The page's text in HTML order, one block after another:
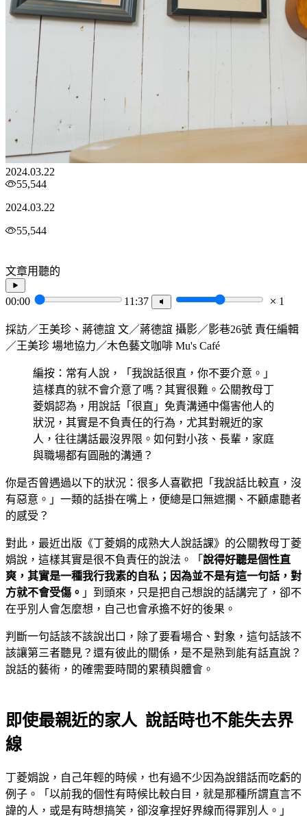
2024.03.22
55,544
2024.03.22
55,544
文章用聽的
00:00 11:37 1
採訪／王美珍、蔣德誼 文／蔣德誼 攝影／影巷26號 責任編輯
／王美珍 場地協力／木色藝文咖啡 Mu's Café
編按：常有人說，「我說話很直，你不要介意。」
這樣真的就不會介意了嗎？其實很難。公關教母丁
菱娟認為，用說話「很直」免責溝通中傷害他人的
狀況，其實是不負責任的行為，尤其對親近的家
人，往往講話最沒界限。如何對小孩、長輩，家庭
與職場都有圓融的溝通？
你是否曾遇過以下的狀況：很多人喜歡把「我說話比較直，沒
有惡意。」一類的話掛在嘴上，便總是口無遮攔、不顧慮聽者
的感受？
對此，最近出版《丁菱娟的成熟大人說話課》的公關教母丁菱
娟說，這樣其實是很不負責任的說法。「 說得好聽是個性直
爽，其實是一種我行我素的自私；因為並不是有這一句話，對
方就不會受傷。 」到頭來，只是把自己想說的話講完了，卻不
在乎別人會怎麼想，自己也會承擔不好的後果。
判斷一句話該不該說出口，除了要看場合、對象，這句話該不
該讓第三者聽見？還有彼此的關係，是不是熟到能有話直說？
說話的藝術，的確需要時間的累積與體會。
即使最親近的家人 說話時也不能失去界
線
丁菱娟說，自己年輕的時候，也有過不少因為說錯話而吃虧的
例子。「以前我的個性有時候比較白目，就是那種所謂直言不
諱的人，或是有時想搞笑，卻沒拿捏好界線而得罪別人。」